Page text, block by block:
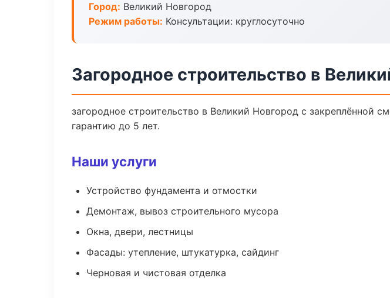
Город: Великий Новгород
Режим работы: Консультации: круглосуточно
Загородное строительство в
загородное строительство в Великий Новгород с закреплённой
гарантию до 5 лет.
Наши услуги
Устройство фундамента и отмостки
Демонтаж, вывоз строительного мусора
Окна, двери, лестницы
Фасады: утепление, штукатурка, сайдинг
Черновая и чистовая отделка